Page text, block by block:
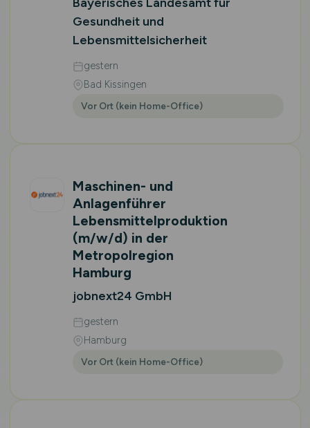
Gesundheit und
Lebensmittelsicherheit
gestern
Bad Kissingen
Vor Ort (kein Home-Office)
Maschinen- und
Anlagenführer
Lebensmittelproduktion
(m/w/d) in der
Metropolregion
Hamburg
jobnext24 GmbH
gestern
Hamburg
Vor Ort (kein Home-Office)